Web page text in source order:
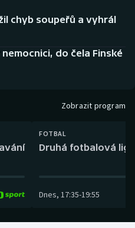
chyb soupeřů a vyhrál
do čela Finské
Zobrazit program
FOTBAL
Druhá fotbalová
Dnes, 17:35-19:55